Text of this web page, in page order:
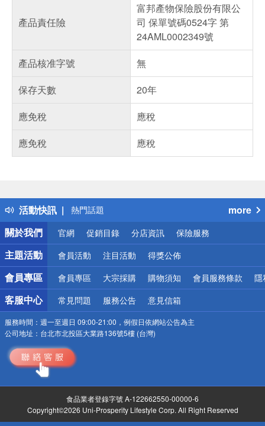
產品責任險
富邦產物保險股份有限公
司 保單號碼0524字 第
24AML0002349號
產品核准字號
無
保存天數
20年
應免稅
應稅
應免稅
應稅
活動快訊
得獎公告
熱門話題
銀行優惠
偏遠地區配送
詐騙網頁！請小心！
more
關於我們
官網 促銷目錄 分店資訊 保險服務
主題活動 會員活動 注目活動 得獎公佈
會員專區 會員專區 大宗採購 購物須知 會員服務條款 隱
客服中心 常見問題 服務公告 意見信箱
服務時間： 週一至週日 09:00-21:00，例假日依網站公告為主
公司地址： 台北市北投區大業路136號5樓 (台灣)
食品業者登錄字號 A-122662550-00000-6
Copyright©2026 Uni-Prosperity Lifestyle Corp. All Right Reserved